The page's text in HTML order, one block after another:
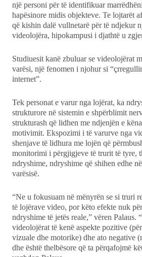
një personi për të identifikuar
hapësinore midis objekteve. Te lojtarët
që kishin dalë vullnetarë për të ndjekur
videolojëra, hipokampusi i djathtë u
Studiuesit kanë zbuluar se videolojërat
varësi, një fenomen i njohur si
internet”.
Tek personat e varur nga lojërat, ka
strukturore në sistemin e shpërblimit
strukturash që lidhen me ndjenjën e
motivimit. Ekspozimi i të varurve nga
shenjave të lidhura me lojën që
monitorimi i përgjigjeve të trurit të tyre,
ndryshime, ndryshime që shihen edhe
varësisë.
“Ne u fokusuam në mënyrën se si truri
të lojërave video, por këto efekte nuk
ndryshime të jetës reale,” vëren Palaus.
videolojërat të kenë aspekte pozitive
vizuale dhe motorike) dhe ato negative
dhe është thelbësore që ta përqafojmë